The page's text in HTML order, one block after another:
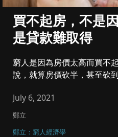
買不起房，不是
是貸款難取得
窮人是因為房價太高而買不
說，就算房價砍半，甚至砍
July 6, 2021
鄭立
鄭立：窮人經濟學